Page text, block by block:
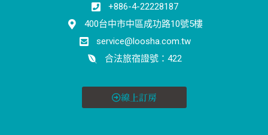
+886-4-22228187
400台中市中區成功路10號5樓
service@loosha.com.tw
合法旅宿證號：422
線上訂房